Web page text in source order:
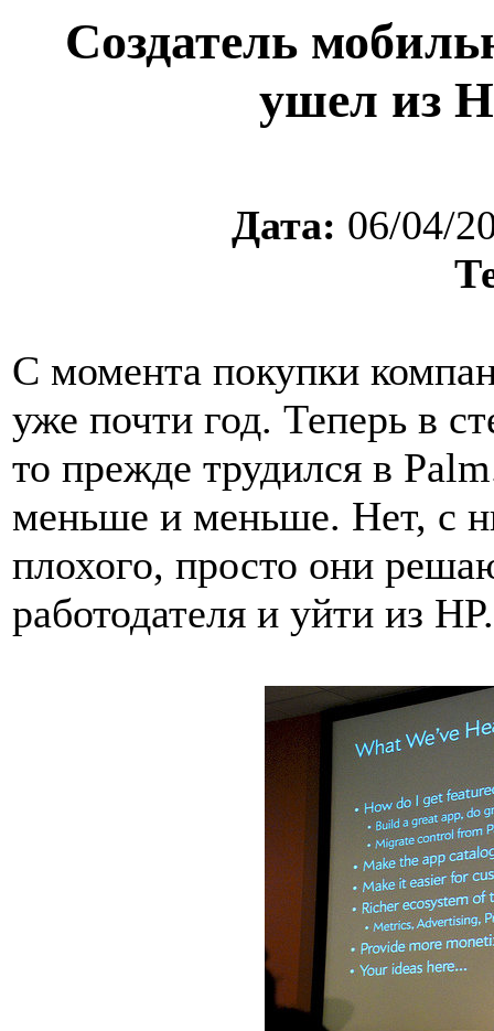
Создатель
ушел из
Дата: 06/04/
С момента покупки
уже почти год. Теперь в
то прежде трудился в
меньше и меньше. Нет, с
плохого, просто они
работодателя и уйти из HP.